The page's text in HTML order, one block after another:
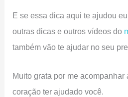
E se essa dica aqui te ajudou
outras dicas e outros vídeos do
também vão te ajudar no seu
Muito grata por me acompanhar
coração ter ajudado você.